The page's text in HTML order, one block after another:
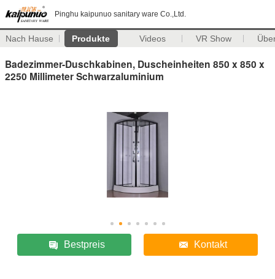
Pinghu kaipunuo sanitary ware Co.,Ltd.
Nach Hause Produkte Videos VR Show
Badezimmer-Duschkabinen, Duscheinheiten 850 x 850 x
2250 Millimeter Schwarzaluminium
Bestpreis Kontakt